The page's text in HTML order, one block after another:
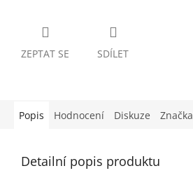
ZEPTAT SE SDÍLET
Popis Hodnocení Diskuze Značka
Detailní popis produktu